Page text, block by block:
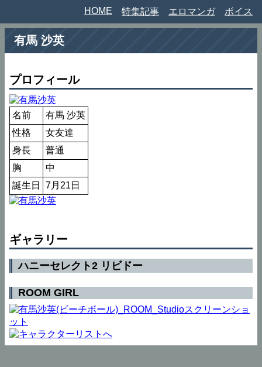
HOME 特集記事 エロマンガ ボイス
有馬 沙英
プロフィール
名前
有馬 沙英
性格
女友達
身長
普通
胸
中
誕生日
7月21日
ギャラリー
ハニーセレクト2 リビドー
ROOM GIRL